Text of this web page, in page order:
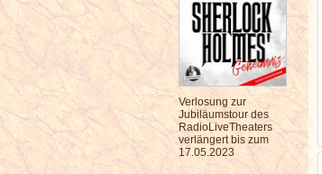
Verlosung zur
Jubiläumstour des
RadioLiveTheaters
verlängert bis zum
17.05.2023